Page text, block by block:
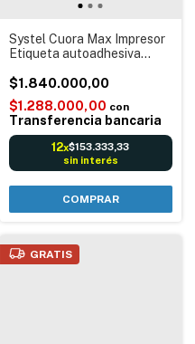
Systel Cuora Max Impresor
Etiqueta autoadhesiva
Código barras Reportes
30Kg Color Negro
$1.840.000,00
$1.288.000,00 con
Transferencia bancaria
12x$153.333,33
sin interés
GRATIS